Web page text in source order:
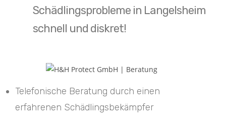
Schädlingsprobleme in Langelsheim
schnell und diskret!
Telefonische Beratung durch einen
erfahrenen Schädlingsbekämpfer